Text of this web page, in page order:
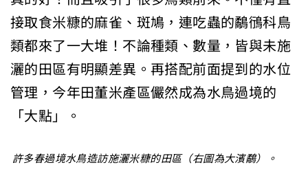
接取食米糠的麻雀、斑鳩，連吃蟲的鷸鴴科鳥
類都來了一大堆！不論種類、數量，皆與未施
灑的田區有明顯差異。再搭配前面提到的水位
管理，今年田董米產區儼然成為水鳥過境的
「大點」。
許多春過境水鳥造訪施灑米糠的田區（右圖為大濱鷸）。